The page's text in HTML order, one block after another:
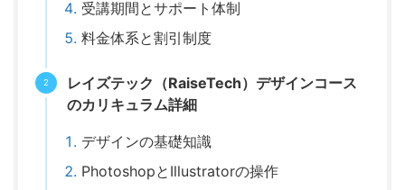
受講期間とサポート体制
料金体系と割引制度
レイズテック（RaiseTech）デザインコース
のカリキュラム詳細
デザインの基礎知識
PhotoshopとIllustratorの操作